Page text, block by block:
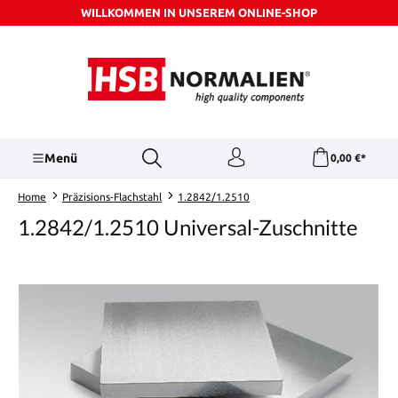
Zum Hauptinhalt springenWILLKOMMEN IN UNSEREM ONLINE-SHOP
Menü 0,00 €*
Home Präzisions-Flachstahl 1.2842/1.2510
1.2842/1.2510 Universal-Zuschnitte